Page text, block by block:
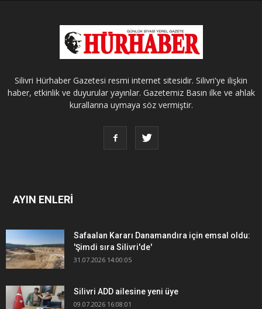
Silivri Hürhaber Gazetesi resmi internet sitesidir. Silivri'ye ilişkin
haber, etkinlik ve duyurular yayınlar. Gazetemiz Basın ilke ve ahlak
kurallarına uymaya söz vermiştir.
AYIN ENLERİ
Safaalan Kararı Danamandıra için emsal oldu:
'Şimdi sıra Silivri'de'
31.07.2026 14:00:05
Silivri ADD ailesine yeni üye
09.07.2026 16:08:01